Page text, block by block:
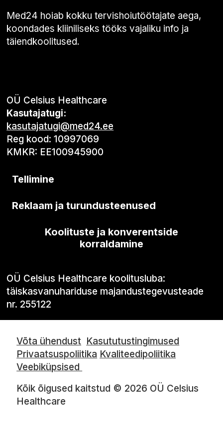
Med24 hoiab kokku tervishoiutöötajate aega,
koondades kliiniliseks tööks vajaliku info ja
täiendkoolitused.
OÜ Celsius Healthcare
Kasutajatugi:
kasutajatugi@med24.ee
Reg kood: 10997069
KMKR: EE100945900
Tellimine
Reklaam ja turundusteenused
Koolituste ja konverentside
korraldamine
OÜ Celsius Healthcare koolitusluba:
täiskasvanuhariduse majandustegevusteade
nr. 255122
Võta ühendust Kasututustingimused
Privaatsuspoliitika Kvaliteedipoliitika
Veebiküpsised
Kõik õigused kaitstud © 2026 OÜ Celsius
Healthcare